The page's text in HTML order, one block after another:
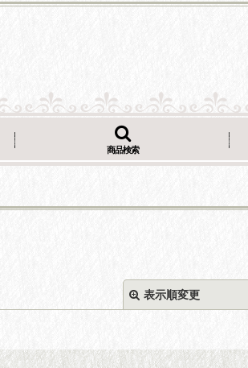
商品検索
表示順変更